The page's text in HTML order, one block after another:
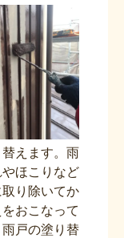
えます。雨
ほこりなど
り除いてか
おこなって
戸の塗り替